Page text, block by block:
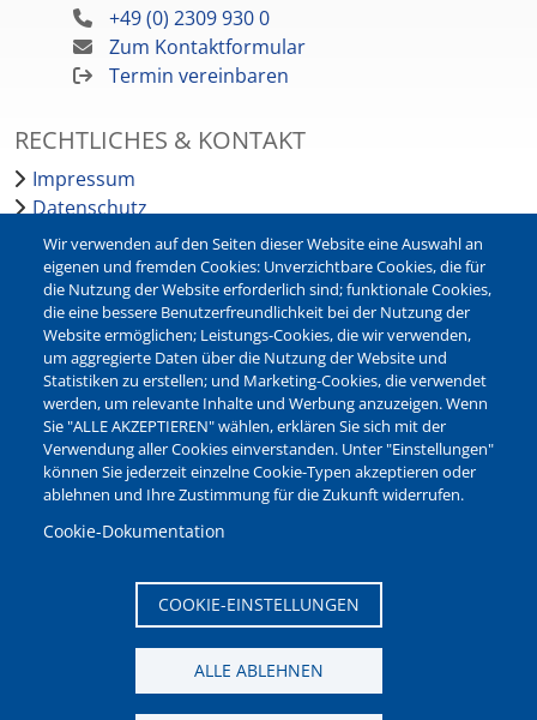
+49 (0) 2309 930 0
Zum Kontaktformular
Termin vereinbaren
RECHTLICHES & KONTAKT
Impressum
Datenschutz
Barrierefreiheit
Leichte Sprache
Bankverbindungen
Pressestelle
Kontakt
NEWSLETTER
Jetzt die verschiedenen Newsletter der Stadt Waltrop
abonnieren:
Newsletter verwalten
Wir verwenden auf den Seiten dieser Website eine Auswahl an
eigenen und fremden Cookies: Unverzichtbare Cookies, die für
die Nutzung der Website erforderlich sind; funktionale Cookies,
die eine bessere Benutzerfreundlichkeit bei der Nutzung der
Website ermöglichen; Leistungs-Cookies, die wir verwenden,
um aggregierte Daten über die Nutzung der Website und
Statistiken zu erstellen; und Marketing-Cookies, die verwendet
werden, um relevante Inhalte und Werbung anzuzeigen. Wenn
Sie "ALLE AKZEPTIEREN" wählen, erklären Sie sich mit der
Verwendung aller Cookies einverstanden. Unter "Einstellungen"
können Sie jederzeit einzelne Cookie-Typen akzeptieren oder
ablehnen und Ihre Zustimmung für die Zukunft widerrufen.
Cookie-Dokumentation
COOKIE-EINSTELLUNGEN
ALLE ABLEHNEN